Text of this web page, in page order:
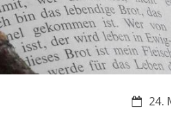
Datum:
24.